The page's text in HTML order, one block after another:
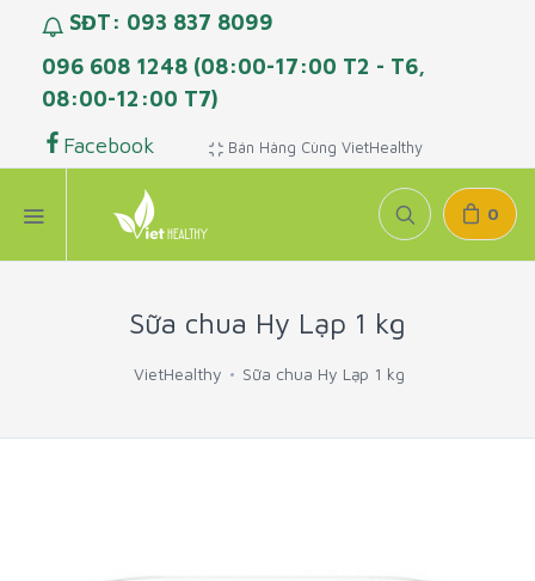
SĐT: 093 837 8099
096 608 1248 (08:00-17:00 T2 - T6,
08:00-12:00 T7)
Facebook
Bán Hàng Cùng VietHealthy
0
Sữa chua Hy Lạp 1 kg
VietHealthy Sữa chua Hy Lạp 1 kg